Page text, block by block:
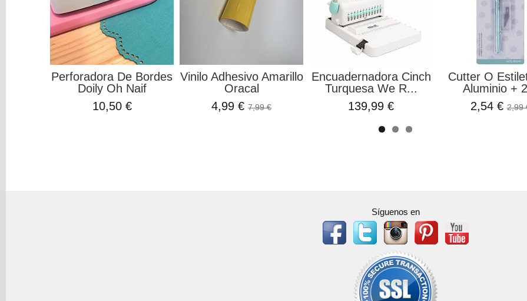
Instagram
Facebook
Perforadora De Bordes
Doily Oh Naif
10,50 €
Vinilo Adhesivo Amarillo
Oracal
4,99 €7,99 €
Encuadernadora Cinch
Turquesa We R...
139,99 €
Cutter O
Aluminio +
2,54 €2,99
Síguenos en